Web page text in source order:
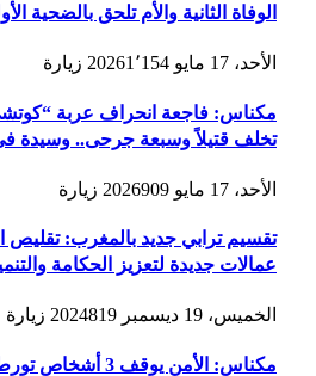
الوفاة الثانية والأم تلحق بالضحية
الأحد، 17 مايو 2026 1٬154 زيارة
مكناس: فاجعة انحراف عربة
تخلف قتيلاً وسبعة جرحى.. وسيدة في
الأحد، 17 مايو 2026 909 زيارة
عمالات جديدة لتعزيز الحكامة
الخميس، 19 ديسمبر 2024 819 زيارة
مكناس: الأمن يوقف